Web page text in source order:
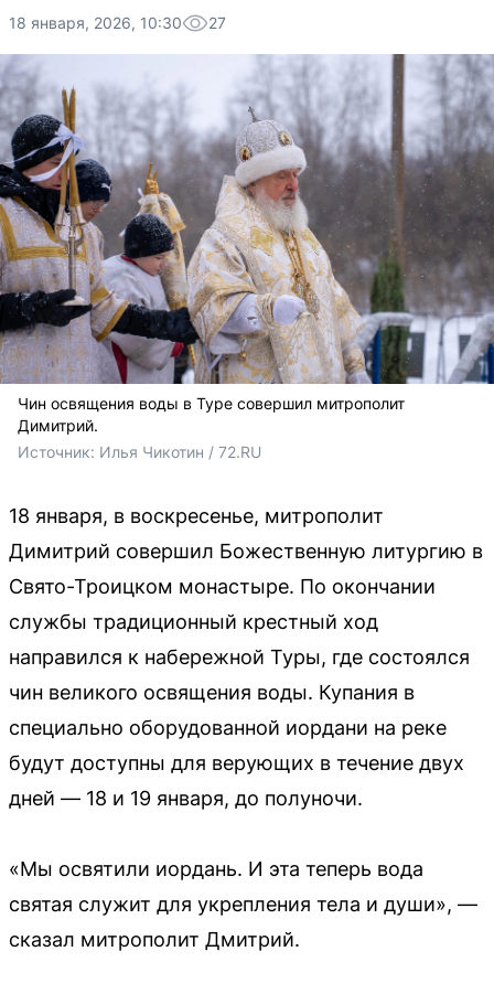
18 января, 2026, 10:30 27
Чин освящения воды в Туре совершил митрополит
Димитрий.
Источник: Илья Чикотин / 72.RU
18 января, в воскресенье, митрополит
Димитрий совершил Божественную литургию в
Свято-Троицком монастыре. По окончании
службы традиционный крестный ход
направился к набережной Туры, где состоялся
чин великого освящения воды. Купания в
специально оборудованной иордани на реке
будут доступны для верующих в течение двух
дней — 18 и 19 января, до полуночи.
«Мы освятили иордань. И эта теперь вода
святая служит для укрепления тела и души», —
сказал митрополит Дмитрий.